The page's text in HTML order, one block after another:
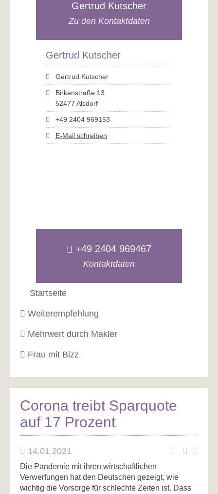
Gertrud Kutscher
Zu den Kontaktdaten
Gertrud Kutscher
Gertrud Kutscher
Birkenstraße 13
52477 Alsdorf
+49 2404 969153
E-Mail schreiben
+49 2404 969467
Kontaktdaten
Startseite
Weiterempfehlung
Mehrwert durch Makler
Frau mit Bizz
Corona treibt Sparquote
auf 17 Prozent
14.01.2021
Die Pandemie mit ihren wirtschaftlichen
Verwerfungen hat den Deutschen gezeigt, wie
wichtig die Vorsorge für schlechte Zeiten ist. Dass